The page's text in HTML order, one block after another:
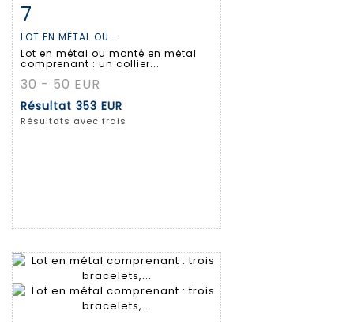
Fiche détaillée
7
LOT EN MÉTAL OU...
Lot en métal ou monté en métal
comprenant : un collier...
30 - 50 EUR
Résultat 353 EUR
Résultats avec frais